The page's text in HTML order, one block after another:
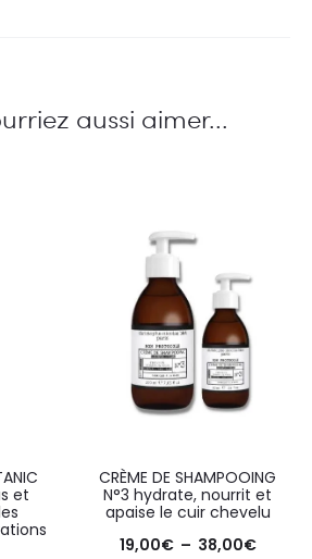
aussi aimer...
et
CRÈME DE SHAMPOOING
N°3 hydrate, nourrit et
apaise le cuir chevelu
19,00€ – 38,00€